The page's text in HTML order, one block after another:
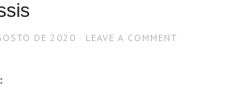
DE 2020 LEAVE A COMMENT